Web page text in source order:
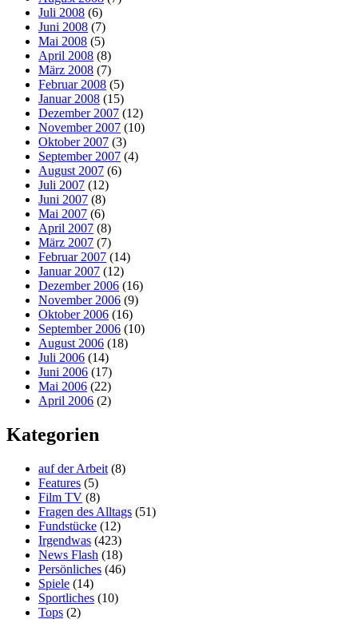
Juli 2008 (6)
Juni 2008 (7)
Mai 2008 (5)
April 2008 (8)
März 2008 (7)
Februar 2008 (5)
Januar 2008 (15)
Dezember 2007 (12)
November 2007 (10)
Oktober 2007 (3)
September 2007 (4)
August 2007 (6)
Juli 2007 (12)
Juni 2007 (8)
Mai 2007 (6)
April 2007 (8)
März 2007 (7)
Februar 2007 (14)
Januar 2007 (12)
Dezember 2006 (16)
November 2006 (9)
Oktober 2006 (16)
September 2006 (10)
August 2006 (18)
Juli 2006 (14)
Juni 2006 (17)
Mai 2006 (22)
April 2006 (2)
Kategorien
auf der Arbeit (8)
Features (5)
Film TV (8)
Fragen des Alltags (51)
Fundstücke (12)
Irgendwas (423)
News Flash (18)
Persönliches (46)
Spiele (14)
Sportliches (10)
Tops (2)